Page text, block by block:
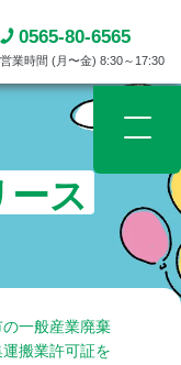
0565-80-6565
営業時間 (月〜金) 8:30～17:30
ース​
の一般産業廃棄
搬業許可証を